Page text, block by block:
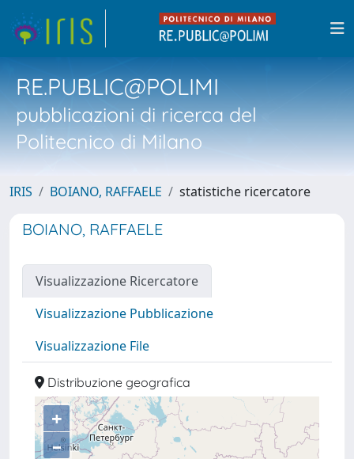
RE.PUBLIC@POLIMI
pubblicazioni di ricerca del
Politecnico di Milano
IRIS BOIANO, RAFFAELE statistiche ricercatore
BOIANO, RAFFAELE
Visualizzazione Ricercatore
Visualizzazione Pubblicazione
Visualizzazione File
Distribuzione geografica
+
–